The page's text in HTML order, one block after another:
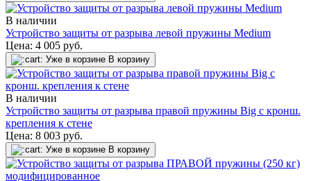
В наличии
Устройство защиты от разрыва левой пружины Medium
Цена: 4 005 руб.
Уже в корзине В корзину
В наличии
Устройство защиты от разрыва правой пружины Big с кронш.
крепления к стене
Цена: 8 003 руб.
Уже в корзине В корзину